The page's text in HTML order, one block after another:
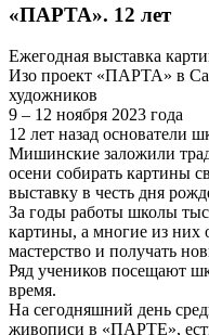
«ПАРТА». 12 лет
Ежегодная выставка
Изо проект «ПАРТА» в
художников
9 – 12 ноября 2023 года
12 лет назад основатели
Мишинские заложили
осени собирать картины
выставку в честь дня
За годы работы школы
картины, а многие из них
мастерство и получать
Ряд учеников посещают
время.
На сегодняшний день
живописи в «ПАРТЕ»,